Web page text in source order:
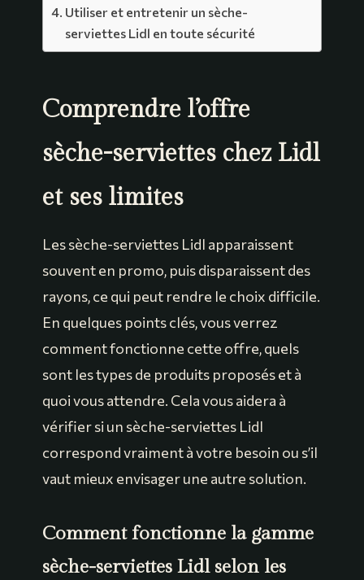
Utiliser et entretenir un sèche-
serviettes Lidl en toute sécurité
Comprendre l’offre
sèche-serviettes chez Lidl
et ses limites
Les sèche-serviettes Lidl apparaissent
souvent en promo, puis disparaissent des
rayons, ce qui peut rendre le choix difficile.
En quelques points clés, vous verrez
comment fonctionne cette offre, quels
sont les types de produits proposés et à
quoi vous attendre. Cela vous aidera à
vérifier si un sèche-serviettes Lidl
correspond vraiment à votre besoin ou s’il
vaut mieux envisager une autre solution.
Comment fonctionne la gamme
sèche-serviettes Lidl selon les